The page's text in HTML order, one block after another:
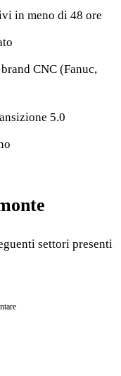
in meno di 48 ore
CNC (Fanuc,
5.0
settori presenti